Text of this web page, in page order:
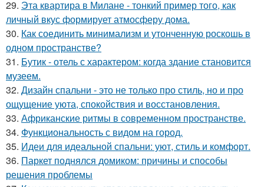
29. Эта квартира в Милане - тонкий пример того, как
личный вкус формирует атмосферу дома.
30. Как соединить минимализм и утонченную роскошь в
одном пространстве?
31. Бутик - отель с характером: когда здание становится
музеем.
32. Дизайн спальни - это не только про стиль, но и про
ощущение уюта, спокойствия и восстановления.
33. Африканские ритмы в современном пространстве.
34. Функциональность с видом на город.
35. Идеи для идеальной спальни: уют, стиль и комфорт.
36. Паркет поднялся домиком: причины и способы
решения проблемы